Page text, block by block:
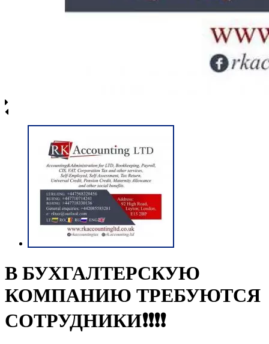
В БУХГАЛТЕРСКУЮ
КОМПАНИЮ ТРЕБУЮТСЯ
СОТРУДНИКИ❗❗❗❗